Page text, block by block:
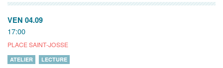
VEN 04.09
17:00
PLACE SAINT-JOSSE
ATELIER LECTURE